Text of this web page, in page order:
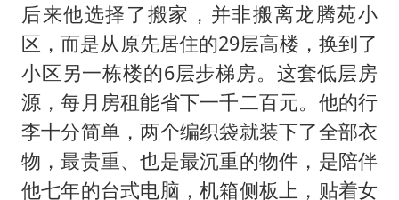
后来他选择了搬家，并非搬离龙腾苑小
区，而是从原先居住的29层高楼，换到了
小区另一栋楼的6层步梯房。这套低层房
源，每月房租能省下一千二百元。他的行
李十分简单，两个编织袋就装下了全部衣
物，最贵重、也是最沉重的物件，是陪伴
他七年的台式电脑，机箱侧板上，贴着女